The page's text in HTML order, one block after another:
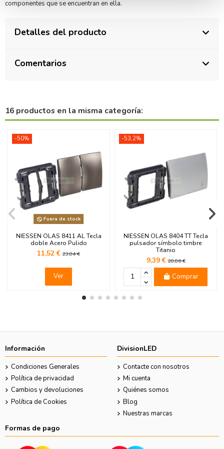
componentes que se encuentran en ella.
Detalles del producto
Comentarios
16 productos en la misma categoría:
-50%
Fuera de stock
NIESSEN OLAS 8411 AL Tecla
doble Acero Pulido
11,52 € 23,04 €
Ver
-53,2%
NIESSEN OLAS 8404 TT Tecla
pulsador símbolo timbre
Titanio
9,39 €20,06 €
Comprar
Información
Condiciones Generales
Política de privacidad
Cambios y devoluciones
Política de Cookies
DivisionLED
Contacte con nosotros
Mi cuenta
Quiénes somos
Blog
Nuestras marcas
Formas de pago